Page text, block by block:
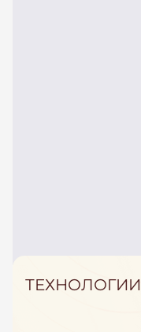
ТЕХНОЛОГИИ